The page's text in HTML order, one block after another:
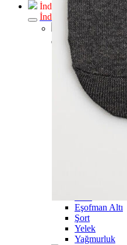
İndirimdekiler
İndirimdekiler
Kadın
Kadın
Ceket
Hırka
Kaban
Kazak
Mont
Pantolon
Sweatshırt
Eşofman Altı
Şort
Yelek
Yağmurluk